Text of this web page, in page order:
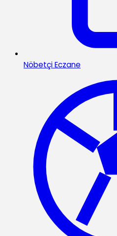
Nöbetçi Eczane